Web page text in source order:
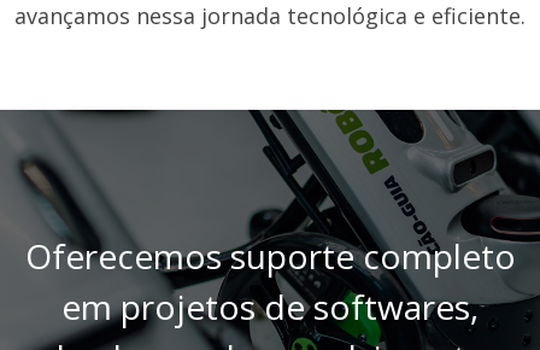
avançamos nessa jornada tecnológica e eficiente.
Oferecemos suporte completo
em projetos de softwares,